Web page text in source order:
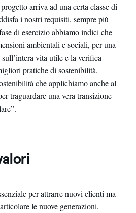
arriva ad una certa classe di
i nostri requisiti, sempre più
di esercizio abbiamo indici che
ambientali e sociali, per una
vita utile e la verifica
pratiche di sostenibilità.
che applichiamo anche al
traguardare una vera transizione
per attrarre nuovi clienti ma
le nuove generazioni,